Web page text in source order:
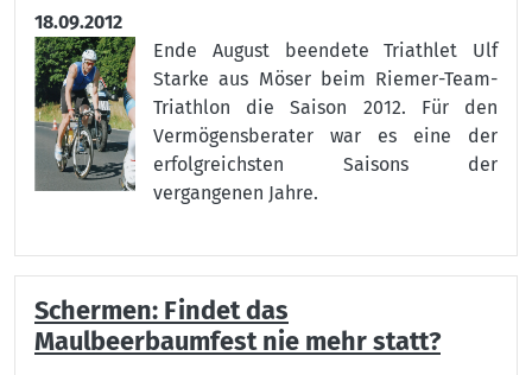
18.09.2012
Ende August beendete Triathlet Ulf
Starke aus Möser beim Riemer-Team-
Triathlon die Saison 2012. Für den
Vermögensberater war es eine der
erfolgreichsten Saisons der
vergangenen Jahre.
Schermen: Findet das
Maulbeerbaumfest nie mehr statt?